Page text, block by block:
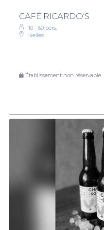
CAFÉ RICARDO'S
10 - 60 pers.
Ixelles
Établissement non réservable